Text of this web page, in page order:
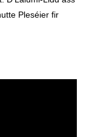
Pleséier fir